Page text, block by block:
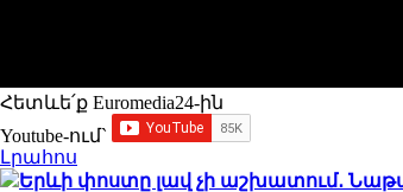
Հետևե՛ք Euromedia24-ին
Youtube-ում`
Լրահոս
Երևի փոստը լավ չի աշխատում․